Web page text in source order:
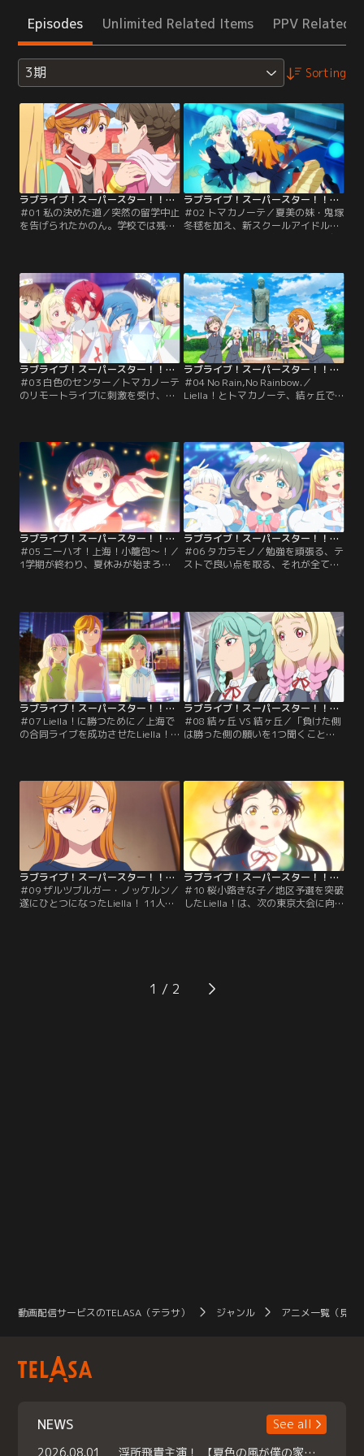
Episodes Unlimited Related Items PPV Related
3期 Sorting
ラブライブ！スーパースター！！TVアニメ3期 第01話
＃01 私の決めた道／突然の留学中止
を告げられたかのん。学校では残さ
なったマルガレーテは、Liella！に
対抗して「新スクールアイドル部」
を設立する。しかし部員が集まらな
いマルガレーテに、かのんはかつて
の自分を重ねていた。【提供：バン
ダイチャンネル】
ラブライブ！スーパースター！！TVアニメ3期 第02話
＃02 トマカノーテ／夏美の妹・鬼塚
冬毬を加え、新スクールアイドル部
は3人での活動を開始する。冷静沈
のんとマルガレーテ。初舞台として
リモートライブへの参加は決まった
ものの、スクールアイドルをやる目
的もスタンスも違う3人はちぐはぐ
で…そんな中、かのんは3人で曲を
作ろうと提案する。【提供：バンダ
イチャンネル】
ラブライブ！スーパースター！！TVアニメ3期 第03話
＃03 白色のセンター／トマカノーテ
のリモートライブに刺激を受け、負
ターに四季を推薦する。センターと
は何か、何故自分がセンターなのか
思考を巡らせる四季。しかしセンタ
ーの予行練習の最中、倒れた四季は
保健室に運ばれてしまう。【提供：
バンダイチャンネル】
ラブライブ！スーパースター！！TVアニメ3期 第04話
＃04 No Rain,No Rainbow.／
Liella！とトマカノーテ、結ヶ丘で
た両グループ。互いの想いをぶつけ
合う中で突然、夏美と冬毬がどこか
へ走り去ってしまう。鬼塚姉妹を追
いかけてかのんたちが辿り着いたの
は牛久、鬼塚家で…。【提供：バン
ダイチャンネル】
ラブライブ！スーパースター！！TVアニメ3期 第05話
＃05 ニーハオ！上海！小籠包～！／
1学期が終わり、夏休みが始まろう
まま歌を続けるか、歌をやめて大学
へ進学するか、思い悩んでいた可
可。そして夏休みを迎えたかのんの
元に届いた謎のエアメール、入って
いたのは上海への航空券だった。
【提供：バンダイチャンネル】
ラブライブ！スーパースター！！TVアニメ3期 第06話
＃06 タカラモノ／勉強を頑張る、テ
ストで良い点を取る、それが全てだ
の日、スクールアイドルに出会うま
では…可可の姉・萌萌の計らいで上
海音楽フェスに出場することになっ
たLiella！。一方で可可はスクール
アイドルを高校で終わりにして…。
【提供：バンダイチャンネル】
ラブライブ！スーパースター！！TVアニメ3期 第07話
＃07 Liella！に勝つために／上海で
の合同ライブを成功させたLiella！
に勝つことに拘るマルガレーテ。冬
毬もまた、Liella！との馴れ合いに
は否定的だった。しかし結ヶ丘から
ラブライブ！にエントリー出来るの
は1チームのみ。【提供：バンダイ
チャンネル】
ラブライブ！スーパースター！！TVアニメ3期 第08話
＃08 結ヶ丘 VS 結ヶ丘／「負けた側
は勝った側の願いを1つ聞くこと」
露する歌をつくる為、選ばれたメ
イ・夏美・冬毬・マルガレーテだっ
たが…意見は中々まとまらない。四
季の分析によれば、その原因は鬼塚
姉妹の不仲にあるようだった。【提
供：バンダイチャンネル】
ラブライブ！スーパースター！！TVアニメ3期 第09話
＃09 ザルツブルガー・ノッケルン／
遂にひとつになったLiella！ 11人で
ブのフォーメーションを考えてもら
うようお願いする。しかしかのんの
ラブライブ！スーパースター！！TVアニメ3期 第10話
＃10 桜小路きな子／地区予選を突破
したLiella！は、次の東京大会に向
たきな子だったが…大会へのプレッ
シャーから思い悩んでしまう。時同
1
動画配信サービスのTELASA（テラサ） ジャンル アニメ一覧（見放
NEWS
See all
2026.08.01
浮所飛貴主演！ 【夏色の風が僕の家にやってきた】 本日よりテラサで独占配信スタート！